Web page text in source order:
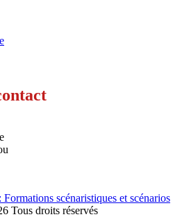
scénaristiques et scénarios
Tous droits réservés